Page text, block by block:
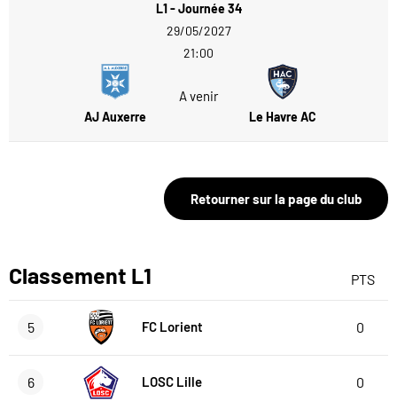
L1 - Journée 34
29/05/2027
21:00
AJ Auxerre
A venir
Le Havre AC
Retourner sur la page du club
Classement L1 PTS
5 FC Lorient 0
6 LOSC Lille 0